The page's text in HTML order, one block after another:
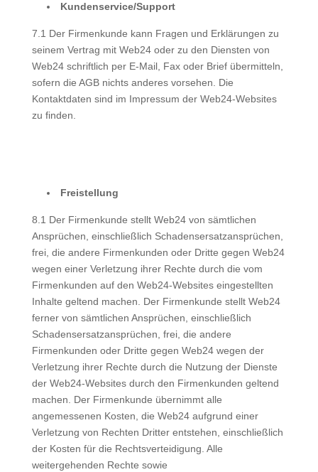
Kundenservice/Support
7.1 Der Firmenkunde kann Fragen und Erklärungen zu
seinem Vertrag mit Web24 oder zu den Diensten von
Web24 schriftlich per E-Mail, Fax oder Brief übermitteln,
sofern die AGB nichts anderes vorsehen. Die
Kontaktdaten sind im Impressum der Web24-Websites
zu finden.
Freistellung
8.1 Der Firmenkunde stellt Web24 von sämtlichen
Ansprüchen, einschließlich Schadensersatzansprüchen,
frei, die andere Firmenkunden oder Dritte gegen Web24
wegen einer Verletzung ihrer Rechte durch die vom
Firmenkunden auf den Web24-Websites eingestellten
Inhalte geltend machen. Der Firmenkunde stellt Web24
ferner von sämtlichen Ansprüchen, einschließlich
Schadensersatzansprüchen, frei, die andere
Firmenkunden oder Dritte gegen Web24 wegen der
Verletzung ihrer Rechte durch die Nutzung der Dienste
der Web24-Websites durch den Firmenkunden geltend
machen. Der Firmenkunde übernimmt alle
angemessenen Kosten, die Web24 aufgrund einer
Verletzung von Rechten Dritter entstehen, einschließlich
der Kosten für die Rechtsverteidigung. Alle
weitergehenden Rechte sowie